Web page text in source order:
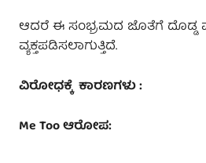
ಆದರೆ ಈ ಸಂಭ್ರಮದ ಜೊತೆಗೆ ದೊಡ್ಡ
ವ್ಯಕ್ತಪಡಿಸಲಾಗುತ್ತಿದೆ.
ವಿರೋಧಕ್ಕೆ ಕಾರಣಗಳು :
Me Too ಆರೋಪ: